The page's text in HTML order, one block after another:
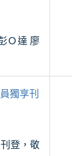
獨享刊
登，敬